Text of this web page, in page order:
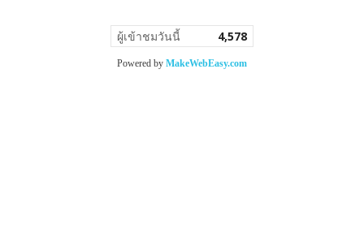
ผู้เข้าชมวันนี้ 4,578
Powered by MakeWebEasy.com